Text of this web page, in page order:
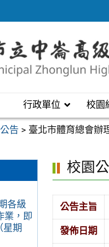
行政單位 校園
告 > 臺北市體育總會辦
各級
業，即
星期
校園
公告主旨
發佈日期